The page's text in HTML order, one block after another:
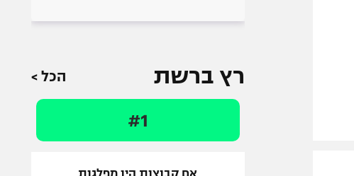
רץ ברשת הכל >
#1